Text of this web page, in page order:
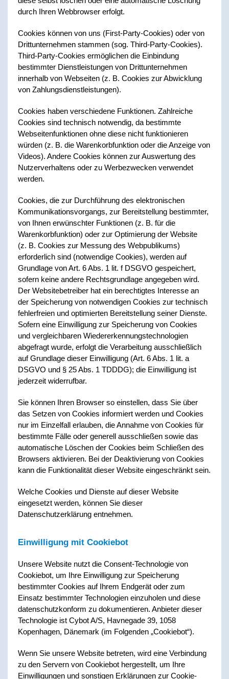
durch Ihren Webbrowser erfolgt.
Cookies können von uns (First-Party-Cookies) oder von
Drittunternehmen stammen (sog. Third-Party-Cookies).
Third-Party-Cookies ermöglichen die Einbindung
bestimmter Dienstleistungen von Drittunternehmen
innerhalb von Webseiten (z. B. Cookies zur Abwicklung
von Zahlungsdienstleistungen).
Cookies haben verschiedene Funktionen. Zahlreiche
Cookies sind technisch notwendig, da bestimmte
Webseitenfunktionen ohne diese nicht funktionieren
würden (z. B. die Warenkorbfunktion oder die Anzeige von
Videos). Andere Cookies können zur Auswertung des
Nutzerverhaltens oder zu Werbezwecken verwendet
werden.
Cookies, die zur Durchführung des elektronischen
Kommunikationsvorgangs, zur Bereitstellung bestimmter,
von Ihnen erwünschter Funktionen (z. B. für die
Warenkorbfunktion) oder zur Optimierung der Website
(z. B. Cookies zur Messung des Webpublikums)
erforderlich sind (notwendige Cookies), werden auf
Grundlage von Art. 6 Abs. 1 lit. f DSGVO gespeichert,
sofern keine andere Rechtsgrundlage angegeben wird.
Der Websitebetreiber hat ein berechtigtes Interesse an
der Speicherung von notwendigen Cookies zur technisch
fehlerfreien und optimierten Bereitstellung seiner Dienste.
Sofern eine Einwilligung zur Speicherung von Cookies
und vergleichbaren Wiedererkennungstechnologien
abgefragt wurde, erfolgt die Verarbeitung ausschließlich
auf Grundlage dieser Einwilligung (Art. 6 Abs. 1 lit. a
DSGVO und § 25 Abs. 1 TDDDG); die Einwilligung ist
jederzeit widerrufbar.
Sie können Ihren Browser so einstellen, dass Sie über
das Setzen von Cookies informiert werden und Cookies
nur im Einzelfall erlauben, die Annahme von Cookies für
bestimmte Fälle oder generell ausschließen sowie das
automatische Löschen der Cookies beim Schließen des
Browsers aktivieren. Bei der Deaktivierung von Cookies
kann die Funktionalität dieser Website eingeschränkt sein.
Welche Cookies und Dienste auf dieser Website
eingesetzt werden, können Sie dieser
Datenschutzerklärung entnehmen.
Einwilligung mit Cookiebot
Unsere Website nutzt die Consent-Technologie von
Cookiebot, um Ihre Einwilligung zur Speicherung
bestimmter Cookies auf Ihrem Endgerät oder zum
Einsatz bestimmter Technologien einzuholen und diese
datenschutzkonform zu dokumentieren. Anbieter dieser
Technologie ist Cybot A/S, Havnegade 39, 1058
Kopenhagen, Dänemark (im Folgenden „Cookiebot“).
Wenn Sie unsere Website betreten, wird eine Verbindung
zu den Servern von Cookiebot hergestellt, um Ihre
Einwilligungen und sonstigen Erklärungen zur Cookie-